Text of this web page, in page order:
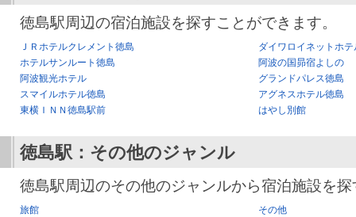
徳島駅周辺の宿泊施設を探すことができます。
ＪＲホテルクレメント徳島
ダイワロイネットホ
ホテルサンルート徳島
阿波の国昴宿よしの
阿波観光ホテル
グランドパレス徳島
スマイルホテル徳島
アグネスホテル徳島
東横ＩＮＮ徳島駅前
はやし別館
徳島駅 ：その他のジャンル
徳島駅周辺のその他のジャンルから宿泊施設を
旅館 その他